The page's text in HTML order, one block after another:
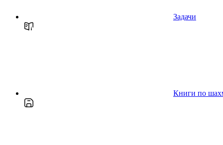
Задачи
Книги по